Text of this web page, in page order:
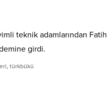
teknik adamlarından Fatih
girdi.
, türkbükü